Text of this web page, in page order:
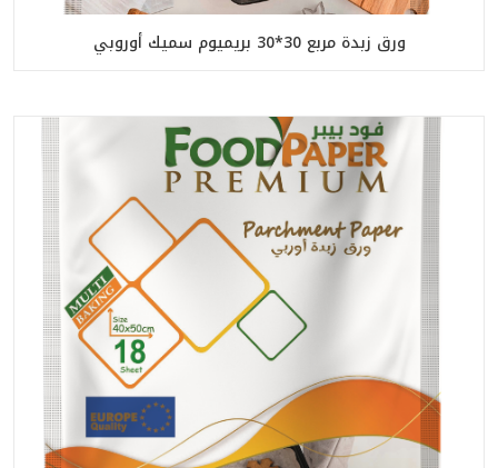
ورق زبدة مربع 30*30 بريميوم سميك أوروبي